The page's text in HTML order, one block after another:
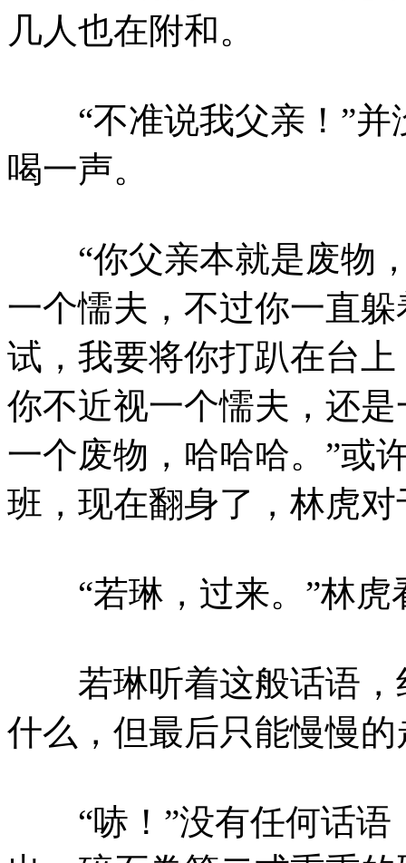
几人也在附和。
“不准说我父亲！”并
喝一声。
“你父亲本就是废物，
一个懦夫，不过你一直
试，我要将你打趴在台
你不近视一个懦夫，还
一个废物，哈哈哈。”或
班，现在翻身了，林虎
“若琳，过来。”林虎
若琳听着这般话语，
什么，但最后只能慢慢
“哧！”没有任何话语